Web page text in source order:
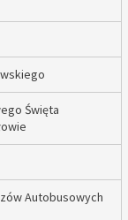
Święta
Autobusowych